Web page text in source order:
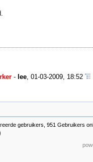
- lee 01-03-2009, 18:52
gebruikers, 951 Gebruikers